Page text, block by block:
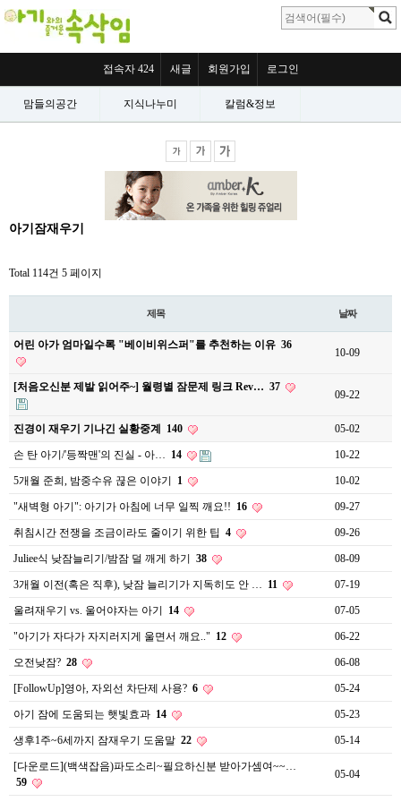
접속자 424 새글 회원가입 로그인
맘들의공간 지식나누미 칼럼&정보
아기잠재우기
Total 114건 5 페이지
제목 날짜
어린 아가 엄마일수록 "베이비위스퍼"를 추천하는 이유 36
10-09
[처음오신분 제발 읽어주~] 월령별 잠문제 링크 Rev… 37
09-22
진경이 재우기 기나긴 실황중계 140 05-02
손 탄 아기/'등짝맨'의 진실 - 아… 14 10-22
5개월 준희, 밤중수유 끊은 이야기 1 10-02
"새벽형 아기": 아기가 아침에 너무 일찍 깨요!! 16 09-27
취침시간 전쟁을 조금이라도 줄이기 위한 팁 4 09-26
Juliee식 낮잠늘리기/밤잠 덜 깨게 하기 38 08-09
3개월 이전(혹은 직후), 낮잠 늘리기가 지독히도 안 … 11 07-19
울려재우기 vs. 울어야자는 아기 14 07-05
"아기가 자다가 자지러지게 울면서 깨요.." 12 06-22
오전낮잠? 28 06-08
[FollowUp]영아, 자외선 차단제 사용? 6 05-24
아기 잠에 도움되는 햇빛효과 14 05-23
생후1주~6세까지 잠재우기 도움말 22 05-14
[다운로드](백색잡음)파도소리~필요하신분 받아가셈여~~…
59
05-04